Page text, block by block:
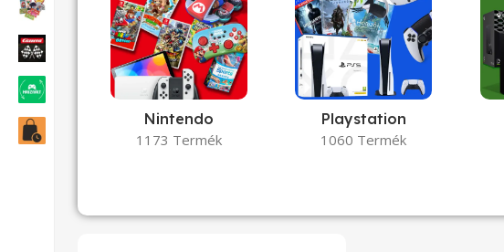
Nintendo
1173 Termék
Playstation
1060 Termék